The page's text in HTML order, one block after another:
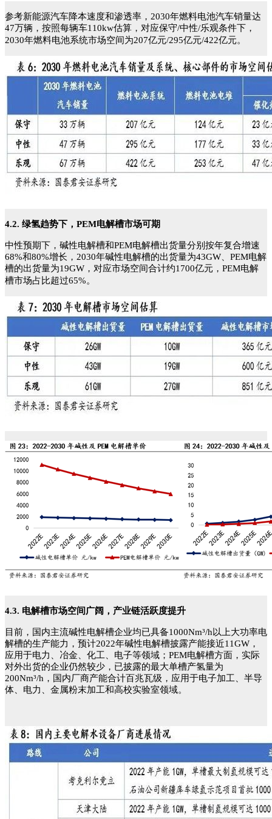
参考新能源汽车降本速度和渗透率，2030年燃料电池汽车销量达
47万辆，按照每辆车110kw估算，对应保守/中性/乐观条件下，
2030年燃料电池系统市场空间为207亿元/295亿元/422亿元。
4.2. 绿氢趋势下，PEM电解槽市场可期
中性预期下，碱性电解槽和PEM电解槽出货量分别按年复合增速
68%和80%增长，2030年碱性电解槽的出货量为43GW、PEM电解
槽的出货量为19GW，对应市场空间合计约1700亿元，PEM电解
槽市场占比超过65%。
4.3. 电解槽市场空间广阔，产业链活跃度提升
目前，国内主流碱性电解槽企业均已具备1000Nm³/h以上大功率电
解槽的生产能力，预计2022年碱性电解槽披露产能接近11GW，
应用于电力、冶金、化工、电子等领域；PEM电解槽方面，实际
对外出货的企业仍然较少，已披露的最大单槽产氢量为
200Nm³/h，国内厂商产能合计百兆瓦级，应用于电子加工、半导
体、电力、金属粉末加工和高校实验室领域。